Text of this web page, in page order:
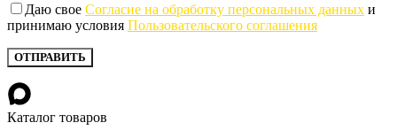
Даю свое Согласие на обработку персональных данных и
принимаю условия Пользовательского соглашения
Каталог товаров